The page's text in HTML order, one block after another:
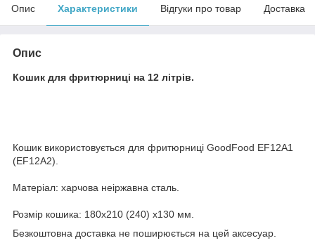
Опис Характеристики Відгуки про товар Доставка
Опис
Кошик для фритюрниці на 12 літрів.
Кошик використовується для фритюрниці GoodFood EF12A1
(EF12A2).
Матеріал: харчова неіржавна сталь.
Розмір кошика: 180х210 (240) х130 мм.
Безкоштовна доставка не поширюється на цей аксесуар.